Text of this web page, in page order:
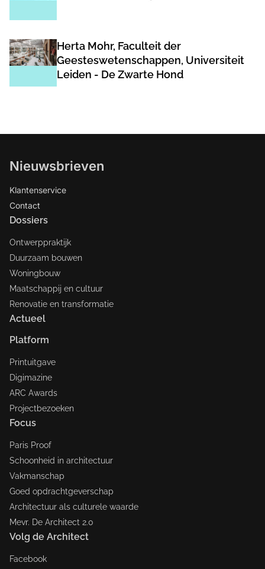
Herta Mohr, Faculteit der
Geesteswetenschappen, Universiteit
Leiden - De Zwarte Hond
Nieuwsbrieven
Klantenservice
Contact
Dossiers
Ontwerppraktijk
Duurzaam bouwen
Woningbouw
Maatschappij en cultuur
Renovatie en transformatie
Actueel
Platform
Printuitgave
Digimazine
ARC Awards
Projectbezoeken
Focus
Paris Proof
Schoonheid in architectuur
Vakmanschap
Goed opdrachtgeverschap
Architectuur als culturele waarde
Mevr. De Architect 2.0
Volg de Architect
Facebook